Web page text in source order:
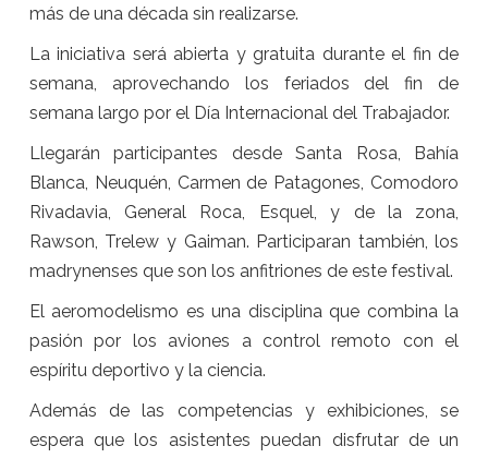
más de una década sin realizarse.
La iniciativa será abierta y gratuita durante el fin de
semana, aprovechando los feriados del fin de
semana largo por el Día Internacional del Trabajador.
Llegarán participantes desde Santa Rosa, Bahía
Blanca, Neuquén, Carmen de Patagones, Comodoro
Rivadavia, General Roca, Esquel, y de la zona,
Rawson, Trelew y Gaiman. Participaran también, los
madrynenses que son los anfitriones de este festival.
El aeromodelismo es una disciplina que combina la
pasión por los aviones a control remoto con el
espíritu deportivo y la ciencia.
Además de las competencias y exhibiciones, se
espera que los asistentes puedan disfrutar de un